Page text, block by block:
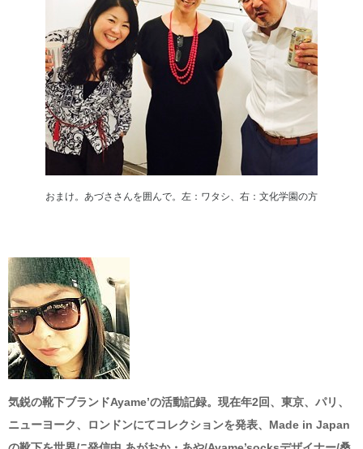
おまけ。あづささんを囲んで。左：ワタシ、右：文化学園の方
気鋭の靴下ブランドAyame’の活動記録。現在年2回、東京、パリ、
ニューヨーク、ロンドンにてコレクションを発表、Made in Japan